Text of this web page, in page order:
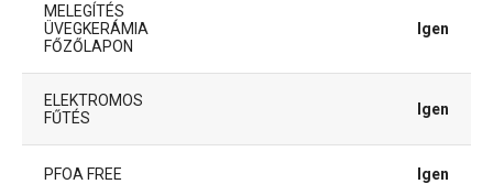
MELEGÍTÉS
ÜVEGKERÁMIA
FŐZŐLAPON
Igen
ELEKTROMOS
FŰTÉS
Igen
PFOA FREE Igen